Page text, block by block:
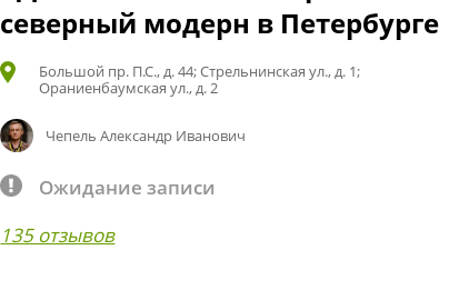
северный модерн в Петербурге
Большой пр. П.С., д. 44; Стрельнинская ул., д. 1;
Ораниенбаумская ул., д. 2
Чепель Александр Иванович
Ожидание записи
135 отзывов